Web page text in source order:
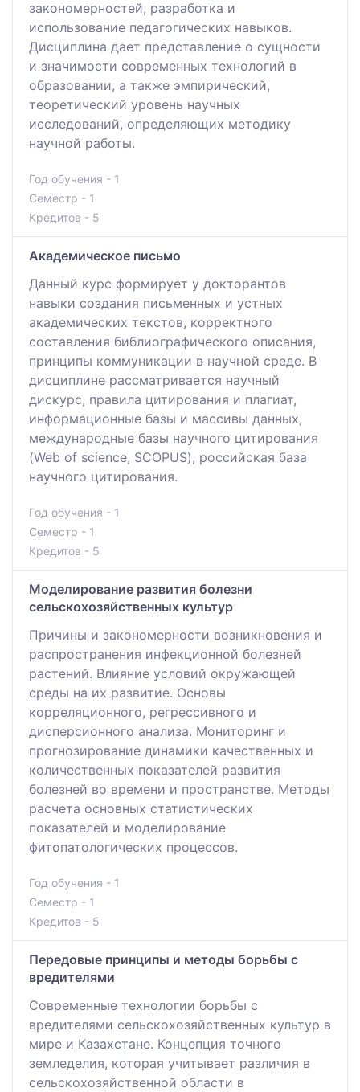
закономерностей, разработка и
использование педагогических навыков.
Дисциплина дает представление о сущности
и значимости современных технологий в
образовании, а также эмпирический,
теоретический уровень научных
исследований, определяющих методику
научной работы.
Год обучения - 1
Семестр - 1
Кредитов - 5
Академическое письмо
Данный курс формирует у докторантов
навыки создания письменных и устных
академических текстов, корректного
составления библиографического описания,
принципы коммуникации в научной среде. В
дисциплине рассматривается научный
дискурс, правила цитирования и плагиат,
информационные базы и массивы данных,
международные базы научного цитирования
(Web of science, SCOPUS), российская база
научного цитирования.
Год обучения - 1
Семестр - 1
Кредитов - 5
Моделирование развития болезни
сельскохозяйственных культур
Причины и закономерности возникновения и
распространения инфекционной болезней
растений. Влияние условий окружающей
среды на их развитие. Основы
корреляционного, регрессивного и
дисперсионного анализа. Мониторинг и
прогнозирование динамики качественных и
количественных показателей развития
болезней во времени и пространстве. Методы
расчета основных статистических
показателей и моделирование
фитопатологических процессов.
Год обучения - 1
Семестр - 1
Кредитов - 5
Передовые принципы и методы борьбы с
вредителями
Современные технологии борьбы с
вредителями сельскохозяйственных культур в
мире и Казахстане. Концепция точного
земледелия, которая учитывает различия в
сельскохозяйственной области в